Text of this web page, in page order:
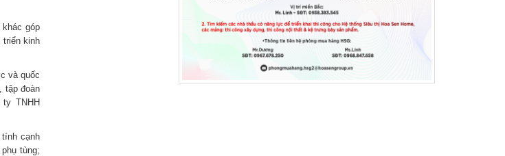
góp
triển kinh
và quốc
tập đoàn
TNHH
cạnh
tùng;